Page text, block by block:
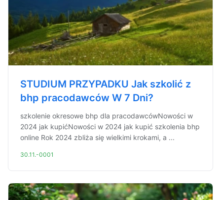
STUDIUM PRZYPADKU Jak szkolić z
bhp pracodawców W 7 Dni?
szkolenie okresowe bhp dla pracodawcówNowości w
2024 jak kupićNowości w 2024 jak kupić szkolenia bhp
online Rok 2024 zbliża się wielkimi krokami, a ...
30.11.-0001